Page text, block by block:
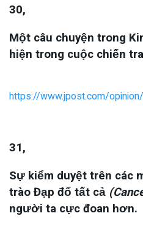
30,
Một câu chuyện trong
hiện trong cuộc chiến
https://www.jpost.com/
31,
Sự kiểm duyệt trên các
trào Đạp đổ tất cả
người ta cực đoan hơn.